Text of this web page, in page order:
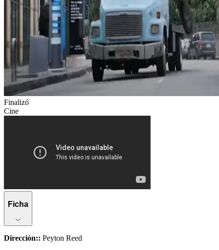
Finalizó
Cine
Ficha
Dirección:: Peyton Reed